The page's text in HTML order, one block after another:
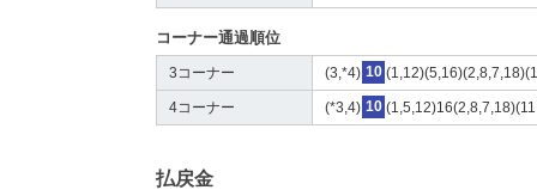
コーナー通過順位
3コーナー (3,*4) 10
4コーナー (*3,4) 10
払戻金